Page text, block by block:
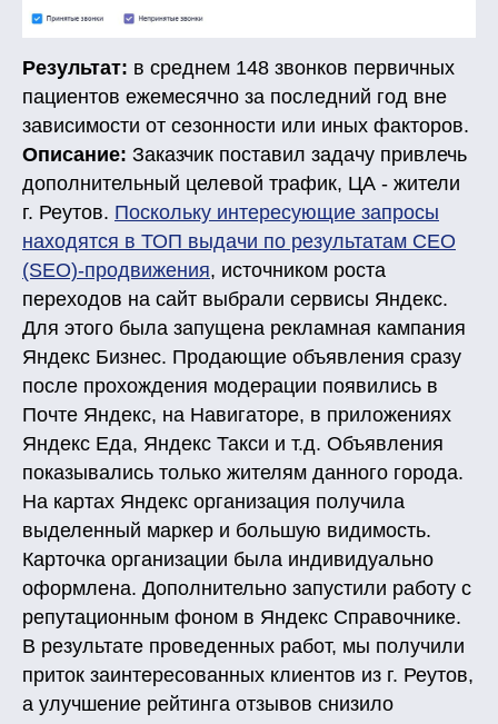
Результат: в среднем 148 звонков первичных
пациентов ежемесячно за последний год вне
зависимости от сезонности или иных факторов.
Описание: Заказчик поставил задачу привлечь
дополнительный целевой трафик, ЦА - жители
г. Реутов. Поскольку интересующие запросы
находятся в ТОП выдачи по результатам СЕО
(SEO)-продвижения, источником роста
переходов на сайт выбрали сервисы Яндекс.
Для этого была запущена рекламная кампания
Яндекс Бизнес. Продающие объявления сразу
после прохождения модерации появились в
Почте Яндекс, на Навигаторе, в приложениях
Яндекс Еда, Яндекс Такси и т.д. Объявления
показывались только жителям данного города.
На картах Яндекс организация получила
выделенный маркер и большую видимость.
Карточка организации была индивидуально
оформлена. Дополнительно запустили работу с
репутационным фоном в Яндекс Справочнике.
В результате проведенных работ, мы получили
приток заинтересованных клиентов из г. Реутов,
а улучшение рейтинга отзывов снизило